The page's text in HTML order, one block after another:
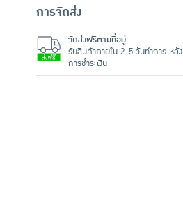
การจัดส่ง
จัดส่งฟรีตามที่อยู่
รับสินค้าภายใน 2-5 วันทำการ หลัง
การชำระเงิน